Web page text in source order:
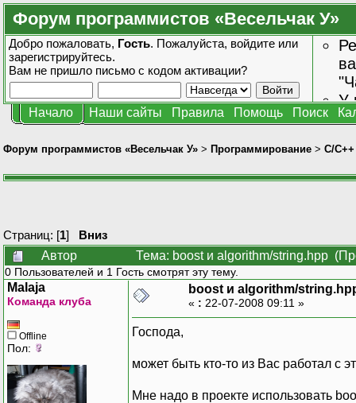
Форум программистов «Весельчак У»
Добро пожаловать, Гость. Пожалуйста, войдите или
зарегистрируйтесь.
Вам не пришло письмо с кодом активации?
У
Начало Наши сайты Правила Помощь Поиск
Форум программистов «Весельчак У» > Программирование > C/C++
Страниц: [1] Вниз
Автор
Тема: boost и algorithm/string.hpp
0 Пользователей и 1 Гость смотрят эту тему.
Malaja
Команда клуба
Offline
Пол:
boost и algorithm/
« : 22-07-2008 09:11 »
Господа,
может быть кто-то из Вас работал с
Мне надо в проекте использовать